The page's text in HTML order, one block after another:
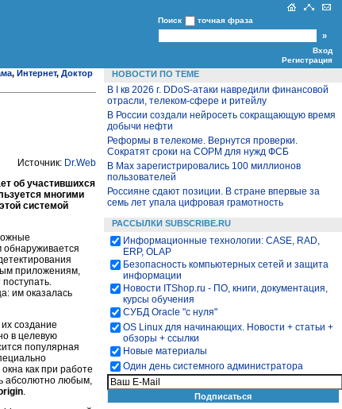
Поиск точная фраза
Вход
Регистрация
, Интернет, Доктор
Источник: Dr.Web
об участившихся
многими
системой
приложениям,
им оказалась
создание
в целевую
популярная
как при работе
абсолютно любым,
НОВОСТИ ПО ТЕМЕ
В I кв 2026 г. DDoS-атаки навредили финансовой
отрасли, телеком-сфере и ритейлу
В России создали нейросеть сокращающую время
добычи нефти
Реформы в телекоме. Вернутся проверки.
Сократят сроки на СОРМ для нужд ФСБ
В Max зарегистрировались 100 миллионов
пользователей
Россияне сдают позиции. В стране впервые за
семь лет упала цифровая грамотность
РАССЫЛКИ SUBSCRIBE.RU
Информационные технологии: CASE, RAD,
ERP, OLAP
Безопасность компьютерных сетей и защита
информации
Новости ITShop.ru - ПО, книги, документация,
курсы обучения
СУБД Oracle "с нуля"
OS Linux для начинающих. Новости + статьи +
обзоры + ссылки
Новые материалы
Один день системного администратора